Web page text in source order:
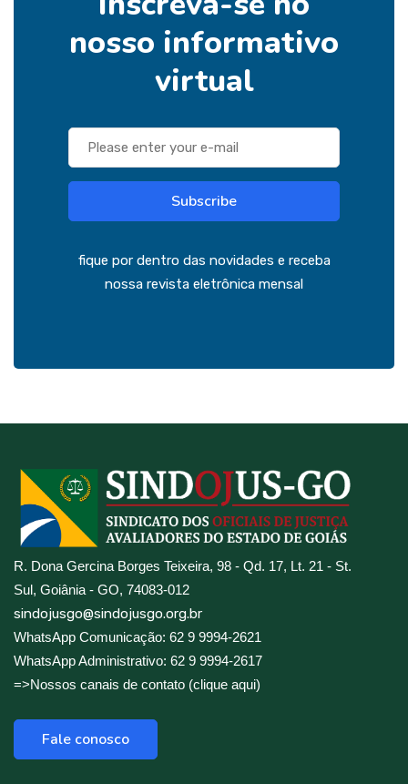
nosso informativo
virtual
Subscribe
fique por dentro das novidades e receba
nossa revista eletrônica mensal
R. Dona Gercina Borges Teixeira, 98 - Qd. 17, Lt. 21 - St.
Sul, Goiânia - GO, 74083-012
sindojusgo@sindojusgo.org.br
WhatsApp Comunicação: 62 9 9994-2621
WhatsApp Administrativo: 62 9 9994-2617
=>Nossos canais de contato (clique aqui)
Fale conosco